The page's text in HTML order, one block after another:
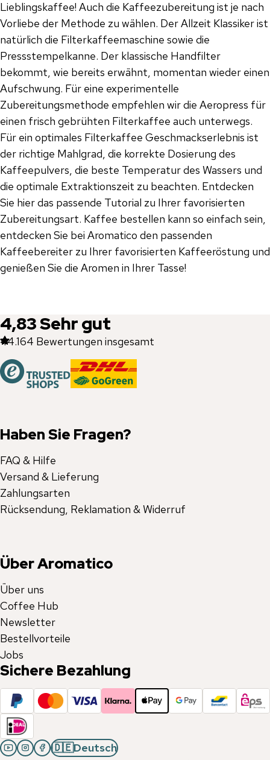
Lieblingskaffee! Auch die Kaffeezubereitung ist je nach
Vorliebe der Methode zu wählen. Der Allzeit Klassiker ist
natürlich die Filterkaffeemaschine sowie die
Pressstempelkanne. Der klassische Handfilter
bekommt, wie bereits erwähnt, momentan wieder einen
Aufschwung. Für eine experimentelle
Zubereitungsmethode empfehlen wir die Aeropress für
einen frisch gebrühten Filterkaffee auch unterwegs.
Für ein optimales Filterkaffee Geschmackserlebnis ist
der richtige Mahlgrad, die korrekte Dosierung des
Kaffeepulvers, die beste Temperatur des Wassers und
die optimale Extraktionszeit zu beachten. Entdecken
Sie hier das passende Tutorial zu Ihrer favorisierten
Zubereitungsart. Kaffee bestellen kann so einfach sein,
entdecken Sie bei Aromatico den passenden
Kaffeebereiter zu Ihrer favorisierten Kaffeeröstung und
genießen Sie die Aromen in Ihrer Tasse!
4,83Sehr gut
44.164 Bewertungen insgesamt
Haben Sie Fragen?
FAQ & Hilfe
Versand & Lieferung
Zahlungsarten
Rücksendung, Reklamation & Widerruf
Über Aromatico
Über uns
Coffee Hub
Newsletter
Bestellvorteile
Jobs
Sichere Bezahlung
🇩🇪Deutsch